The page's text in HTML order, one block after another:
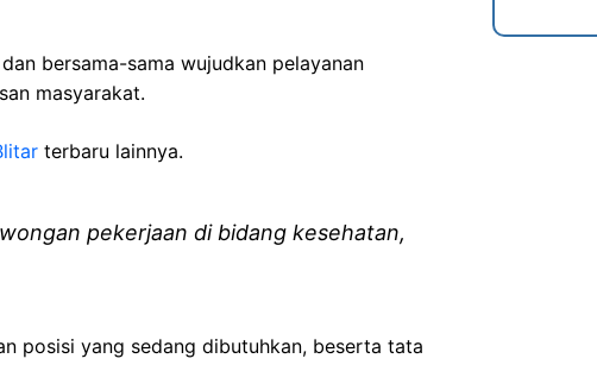
bersama-sama wujudkan pelayanan
masyarakat.
terbaru lainnya.
pekerjaan di bidang kesehatan,
posisi yang sedang dibutuhkan, beserta tata